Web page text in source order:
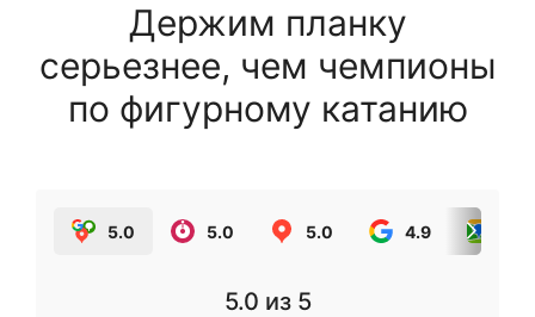
Держим планку
серьезнее, чем чемпионы
по фигурному катанию
5.0 5.0 5.0 4.9
5.0 из 5